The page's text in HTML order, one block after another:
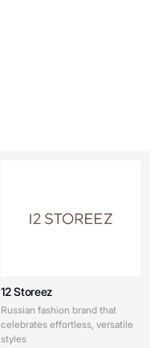
12 Storeez
Russian fashion brand that
celebrates effortless, versatile
styles